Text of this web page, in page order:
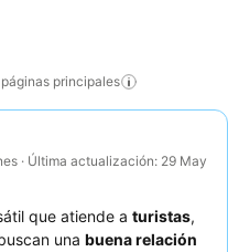
principales
· Última actualización: 29 May
que atiende a turistas,
una buena relación